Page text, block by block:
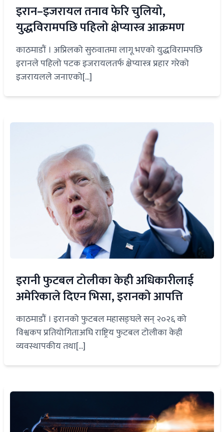
इरान–इजरायल तनाव फेरि चुलियो,
युद्धविरामपछि पहिलो क्षेप्यास्त्र आक्रमण
काठमाडौं । अप्रिलको सुरुवातमा लागू भएको युद्धविरामपछि
इरानले पहिलो पटक इजरायलतर्फ क्षेप्यास्त्र प्रहार गरेको
इजरायलले जनाएको[...]
इरानी फुटबल टोलीका केही अधिकारीलाई
अमेरिकाले दिएन भिसा, इरानको आपत्ति
काठमाडौं । इरानको फुटबल महासङ्घले सन् २०२६ को
विश्वकप प्रतियोगिताअघि राष्ट्रिय फुटबल टोलीका केही
व्यवस्थापकीय तथा[...]